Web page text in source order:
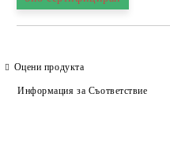
Оцени продукта
Информация за Съответствие